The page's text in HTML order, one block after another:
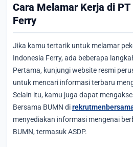
Cara Melamar Kerja di
Ferry
Jika kamu tertarik untuk melamar
Indonesia Ferry, ada beberapa
Pertama, kunjungi website resmi
untuk mencari informasi terbaru
Selain itu, kamu juga dapat
Bersama BUMN di
menyediakan informasi mengenai
BUMN, termasuk ASDP.